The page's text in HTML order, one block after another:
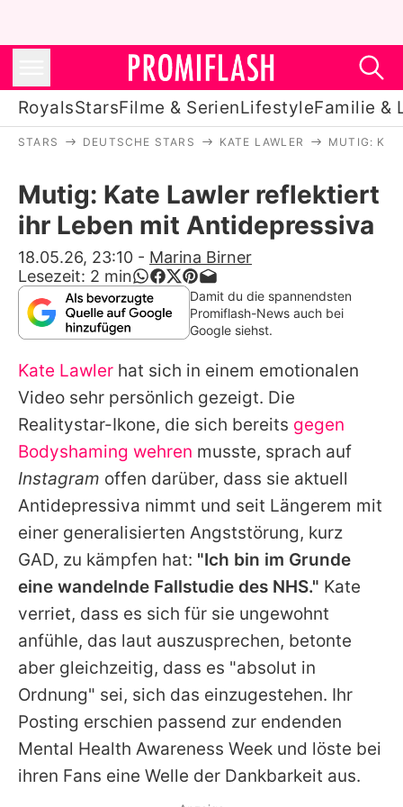
RoyalsStarsFilme & SerienLifestyleFamilie &
Stars
Filme & Serien
Lifestyle
Familie & Liebe
Alle Themen auf Promiflash
Jobs
App runterladen
Team
Redaktionelle Richtlinien
Impressum
Datenschutzerklärung
Nutzungsbedingungen
Utiq verwalten
STARS DEUTSCHE STARS KATE LAWLER MUTIG:
Mutig: Kate Lawler reflektiert
ihr Leben mit Antidepressiva
18.05.26, 23:10 - Marina Birner
Lesezeit: 2 min
Damit du die spannendsten
Promiflash-News auch bei
Google siehst.
Kate Lawler hat sich in einem emotionalen
Video sehr persönlich gezeigt. Die
Realitystar-Ikone, die sich bereits gegen
Bodyshaming wehren musste, sprach auf
Instagram offen darüber, dass sie aktuell
Antidepressiva nimmt und seit Längerem mit
einer generalisierten Angststörung, kurz
GAD, zu kämpfen hat: "Ich bin im Grunde
eine wandelnde Fallstudie des NHS." Kate
verriet, dass es sich für sie ungewohnt
anfühle, das laut auszusprechen, betonte
aber gleichzeitig, dass es "absolut in
Ordnung" sei, sich das einzugestehen. Ihr
Posting erschien passend zur endenden
Mental Health Awareness Week und löste bei
ihren Fans eine Welle der Dankbarkeit aus.